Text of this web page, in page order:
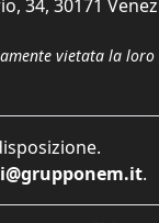
30171
vietata la
.